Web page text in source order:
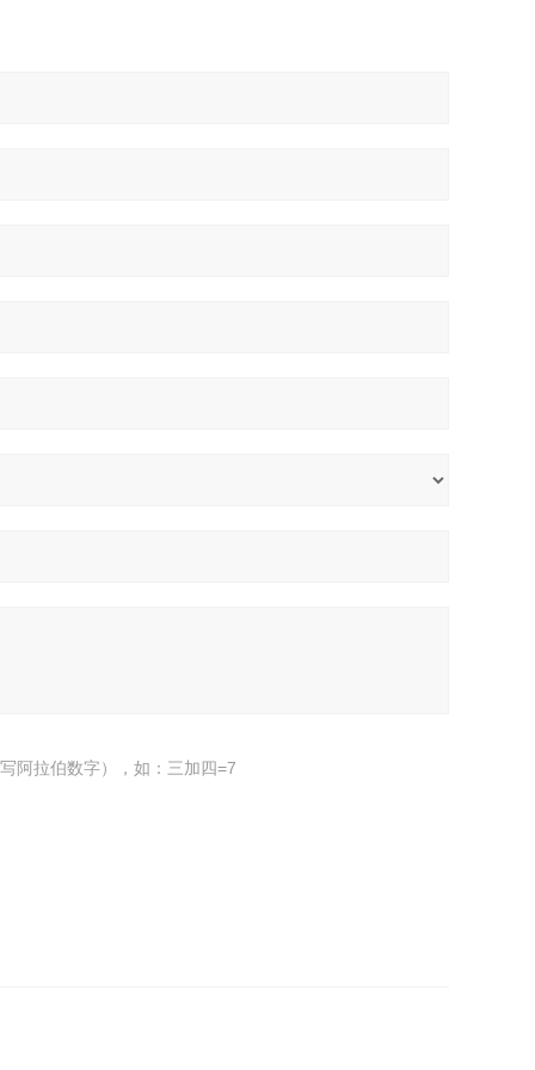
阿拉伯数字），如：三加四=7